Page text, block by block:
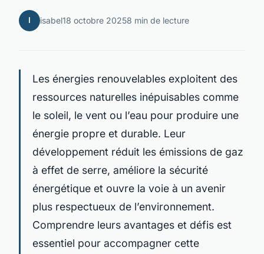
I isabel18 octobre 20258 min de lecture
Les énergies renouvelables exploitent des
ressources naturelles inépuisables comme
le soleil, le vent ou l’eau pour produire une
énergie propre et durable. Leur
développement réduit les émissions de gaz
à effet de serre, améliore la sécurité
énergétique et ouvre la voie à un avenir
plus respectueux de l’environnement.
Comprendre leurs avantages et défis est
essentiel pour accompagner cette